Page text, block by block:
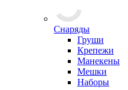
Снаряды
Груши
Крепежи
Манекены
Мешки
Наборы